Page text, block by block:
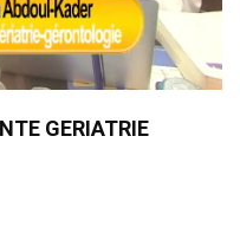
GERIATRIE